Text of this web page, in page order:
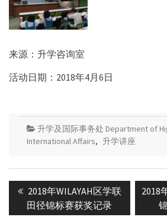
来源：升学咨询室
活动日期：2018年4月6日
升学及国际事务处 Department of
International Affairs, 升学讲座
Post
navigation
Previous
post:
2018年WILAYAH区学联
田径锦标赛获奖记录
Next
post:
2018